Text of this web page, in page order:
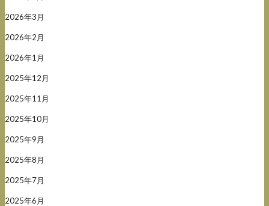
2026年3月
2026年2月
2026年1月
2025年12月
2025年11月
2025年10月
2025年9月
2025年8月
2025年7月
2025年6月